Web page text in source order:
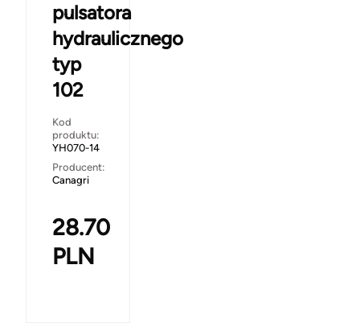
pulsatora
hydraulicznego
typ
102
Kod
produktu:
YH070-14
Producent:
Canagri
28.70
PLN